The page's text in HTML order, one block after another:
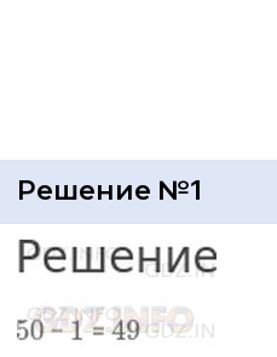
Решение №1